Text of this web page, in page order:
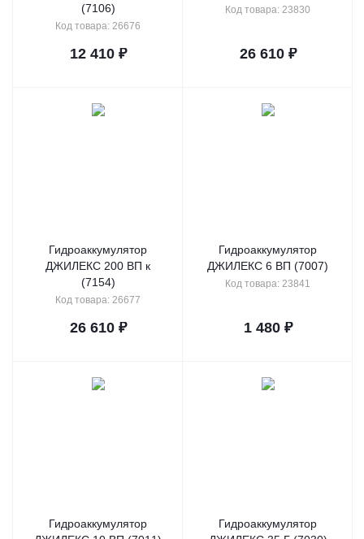
(7106)
Код товара: 26676
12 410₽
Код товара: 23830
26 610₽
Гидроаккумулятор
ДЖИЛЕКС 200 ВП к
(7154)
Код товара: 26677
26 610₽
Гидроаккумулятор
ДЖИЛЕКС 6 ВП (7007)
Код товара: 23841
1 480₽
Гидроаккумулятор
Гидроаккумулятор